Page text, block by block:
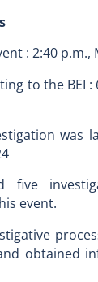
: 2:40 p.m.,
to the BEI :
was
five
event.
obtained